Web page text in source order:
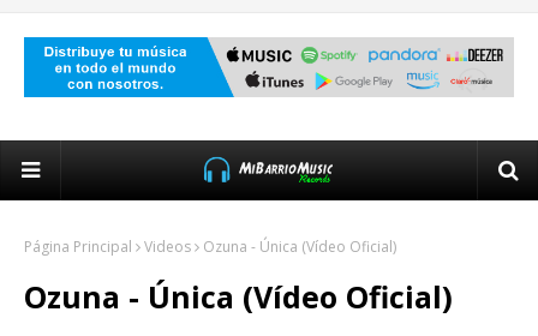
Página Principal Videos Ozuna - Única (Vídeo Oficial)
Ozuna - Única (Vídeo Oficial)